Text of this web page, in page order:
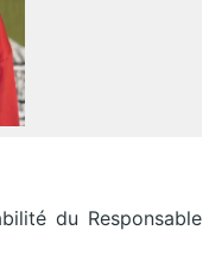
du Responsable